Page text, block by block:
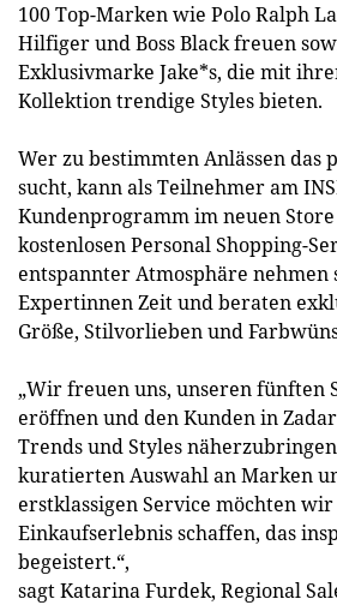
100 Top-Marken wie Polo Ralph
Hilfiger und Boss Black freuen
Exklusivmarke Jake*s, die mit
Kollektion trendige Styles bieten.
Wer zu bestimmten Anlässen das
sucht, kann als Teilnehmer am
Kundenprogramm im neuen
kostenlosen Personal Shopping-
entspannter Atmosphäre nehmen
Expertinnen Zeit und beraten
Größe, Stilvorlieben und
„Wir freuen uns, unseren fünften
eröffnen und den Kunden in
Trends und Styles
kuratierten Auswahl an Marken
erstklassigen Service möchten
Einkaufserlebnis schaffen, das
begeistert.“,
sagt Katarina Furdek, Regional